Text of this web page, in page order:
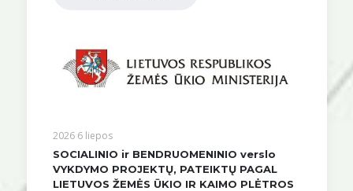
2026 6 liepos
SOCIALINIO ir BENDRUOMENINIO verslo
VYKDYMO PROJEKTŲ, PATEIKTŲ PAGAL
LIETUVOS ŽEMĖS ŪKIO IR KAIMO PLĖTROS